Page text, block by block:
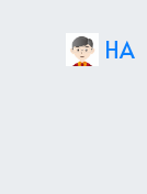
HA